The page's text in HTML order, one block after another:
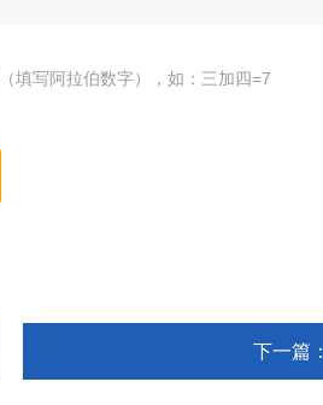
填写阿拉伯数字），如：三加四=7
下一篇：